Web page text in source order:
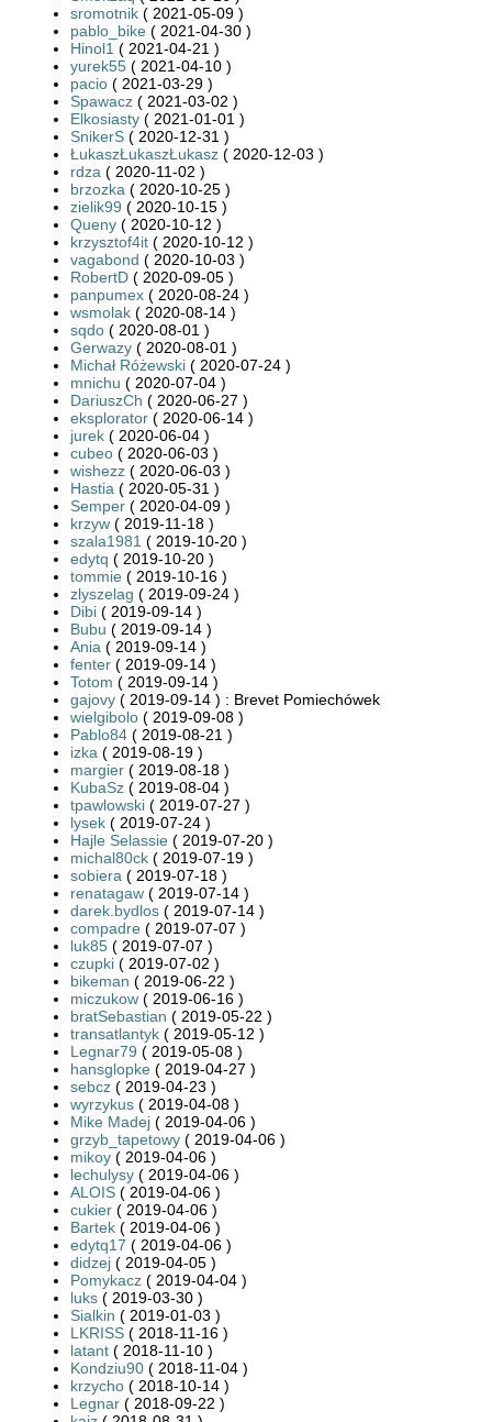
sromotnik ( 2021-05-09 )
pablo_bike ( 2021-04-30 )
Hinol1 ( 2021-04-21 )
yurek55 ( 2021-04-10 )
pacio ( 2021-03-29 )
Spawacz ( 2021-03-02 )
Elkosiasty ( 2021-01-01 )
SnikerS ( 2020-12-31 )
ŁukaszŁukaszŁukasz ( 2020-12-03 )
rdza ( 2020-11-02 )
brzozka ( 2020-10-25 )
zielik99 ( 2020-10-15 )
Queny ( 2020-10-12 )
krzysztof4it ( 2020-10-12 )
vagabond ( 2020-10-03 )
RobertD ( 2020-09-05 )
panpumex ( 2020-08-24 )
wsmolak ( 2020-08-14 )
sqdo ( 2020-08-01 )
Gerwazy ( 2020-08-01 )
Michał Różewski ( 2020-07-24 )
mnichu ( 2020-07-04 )
DariuszCh ( 2020-06-27 )
eksplorator ( 2020-06-14 )
jurek ( 2020-06-04 )
cubeo ( 2020-06-03 )
wishezz ( 2020-06-03 )
Hastia ( 2020-05-31 )
Semper ( 2020-04-09 )
krzyw ( 2019-11-18 )
szala1981 ( 2019-10-20 )
edytq ( 2019-10-20 )
tommie ( 2019-10-16 )
zlyszelag ( 2019-09-24 )
Dibi ( 2019-09-14 )
Bubu ( 2019-09-14 )
Ania ( 2019-09-14 )
fenter ( 2019-09-14 )
Totom ( 2019-09-14 )
gajovy ( 2019-09-14 ) : Brevet Pomiechówek
wielgibolo ( 2019-09-08 )
Pablo84 ( 2019-08-21 )
izka ( 2019-08-19 )
margier ( 2019-08-18 )
KubaSz ( 2019-08-04 )
tpawlowski ( 2019-07-27 )
lysek ( 2019-07-24 )
Hajle Selassie ( 2019-07-20 )
michal80ck ( 2019-07-19 )
sobiera ( 2019-07-18 )
renatagaw ( 2019-07-14 )
darek.bydlos ( 2019-07-14 )
compadre ( 2019-07-07 )
luk85 ( 2019-07-07 )
czupki ( 2019-07-02 )
bikeman ( 2019-06-22 )
miczukow ( 2019-06-16 )
bratSebastian ( 2019-05-22 )
transatlantyk ( 2019-05-12 )
Legnar79 ( 2019-05-08 )
hansglopke ( 2019-04-27 )
sebcz ( 2019-04-23 )
wyrzykus ( 2019-04-08 )
Mike Madej ( 2019-04-06 )
grzyb_tapetowy ( 2019-04-06 )
mikoy ( 2019-04-06 )
lechulysy ( 2019-04-06 )
ALOIS ( 2019-04-06 )
cukier ( 2019-04-06 )
Bartek ( 2019-04-06 )
edytq17 ( 2019-04-06 )
didzej ( 2019-04-05 )
Pomykacz ( 2019-04-04 )
luks ( 2019-03-30 )
Sialkin ( 2019-01-03 )
LKRISS ( 2018-11-16 )
latant ( 2018-11-10 )
Kondziu90 ( 2018-11-04 )
krzycho ( 2018-10-14 )
Legnar ( 2018-09-22 )